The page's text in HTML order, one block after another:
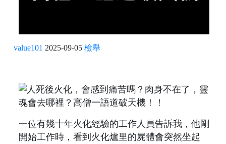
value101 2025-09-05 檢舉
一位有幾十年火化經驗的工作人員告訴我，他剛
開始工作時，看到火化爐里的屍體會突然坐起